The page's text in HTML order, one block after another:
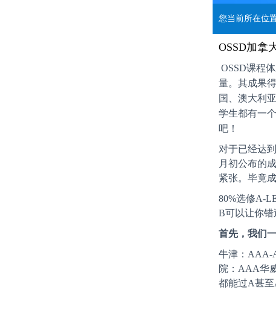
您当前所在位
OSSD加拿
OSSD课程
量。其成果
国、澳大利
学生都有一
吧！
对于已经达
月初公布的
紧张。毕竟
80%选修A-
B可以让你错
首先，我们
牛津：AAA-
院：AAA华
都能过A甚至